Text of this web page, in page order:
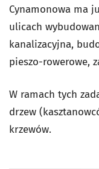
Cynamonowa ma
ulicach
kanalizacyjna,
pieszo-rowerowe,
W ramach tych
drzew
krzewów.